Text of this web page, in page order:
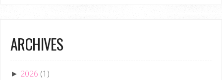
ARCHIVES
► 2026 (1)